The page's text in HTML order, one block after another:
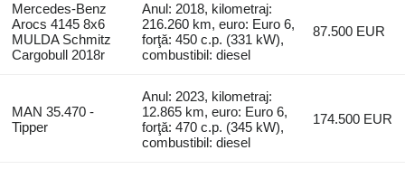
Mercedes-Benz
Arocs 4145 8x6
MULDA Schmitz
Cargobull 2018r
Anul: 2018, kilometraj:
216.260 km, euro: Euro 6,
forţă: 450 c.p. (331 kW),
combustibil: diesel
87.500 EUR
MAN 35.470 -
Tipper
Anul: 2023, kilometraj:
12.865 km, euro: Euro 6,
forţă: 470 c.p. (345 kW),
combustibil: diesel
174.500 EUR